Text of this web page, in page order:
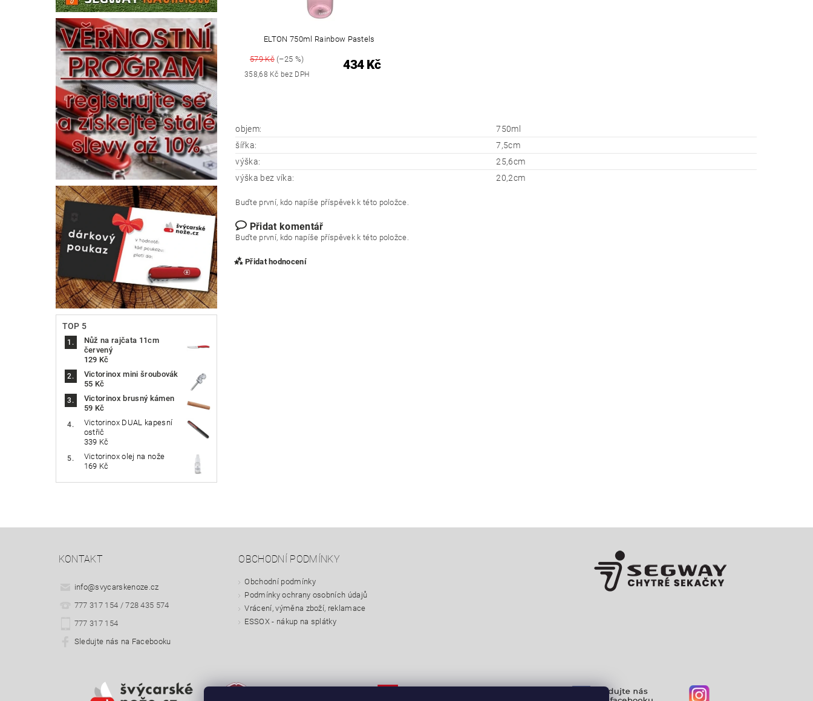
TOP 5
Nůž na rajčata 11cm
červený
129 Kč
Victorinox mini šroubovák
55 Kč
Victorinox brusný kámen
59 Kč
Victorinox DUAL kapesní
ostřič
339 Kč
Victorinox olej na nože
169 Kč
ELTON 750ml Rainbow Pastels
579 Kč(–25 %)
358,68 Kč bez DPH
434 Kč
objem:
750ml
šířka:
7,5cm
výška:
25,6cm
výška bez víka:
20,2cm
Buďte první, kdo napíše příspěvek k této položce.
Přidat komentář
Buďte první, kdo napíše příspěvek k této položce.
Přidat hodnocení
KONTAKT
info@svycarskenoze.cz
777 317 154 / 728 435 574
777 317 154
Sledujte nás na Facebooku
OBCHODNÍ PODMÍNKY
Obchodní podmínky
Podmínky ochrany osobních údajů
Vrácení, výměna zboží, reklamace
ESSOX - nákup na splátky